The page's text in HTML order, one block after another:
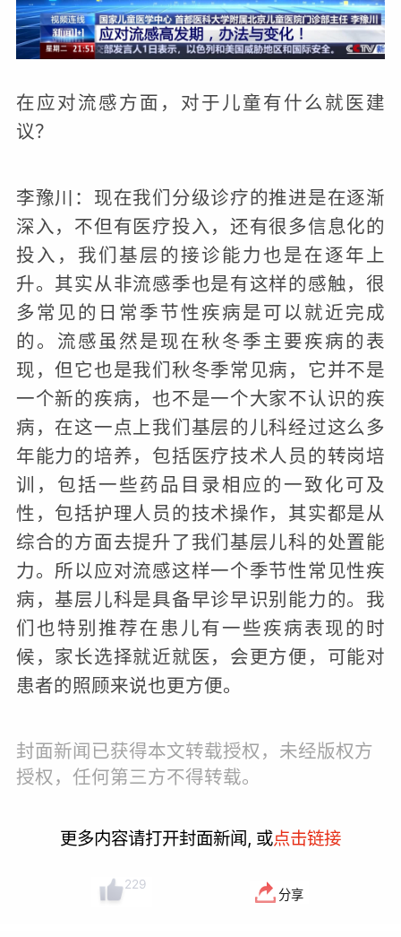
放
视
频
在应对流感方面，对于儿童有什么就医建
议？
李豫川：现在我们分级诊疗的推进是在逐渐
深入，不但有医疗投入，还有很多信息化的
投入，我们基层的接诊能力也是在逐年上
升。其实从非流感季也是有这样的感触，很
多常见的日常季节性疾病是可以就近完成
的。流感虽然是现在秋冬季主要疾病的表
现，但它也是我们秋冬季常见病，它并不是
一个新的疾病，也不是一个大家不认识的疾
病，在这一点上我们基层的儿科经过这么多
年能力的培养，包括医疗技术人员的转岗培
训，包括一些药品目录相应的一致化可及
性，包括护理人员的技术操作，其实都是从
综合的方面去提升了我们基层儿科的处置能
力。所以应对流感这样一个季节性常见性疾
病，基层儿科是具备早诊早识别能力的。我
们也特别推荐在患儿有一些疾病表现的时
候，家长选择就近就医，会更方便，可能对
患者的照顾来说也更方便。
封面新闻已获得本文转载授权，未经版权方
授权，任何第三方不得转载。
更多内容请打开封面新闻, 或点击链接
229
分享